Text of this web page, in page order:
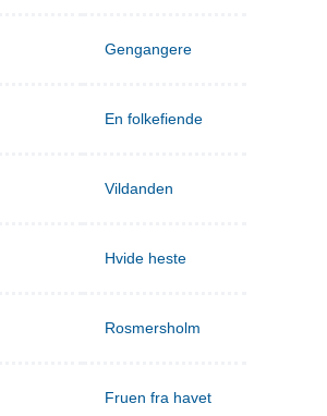
Gengangere
En folkefiende
Vildanden
Hvide heste
Rosmersholm
Fruen fra havet